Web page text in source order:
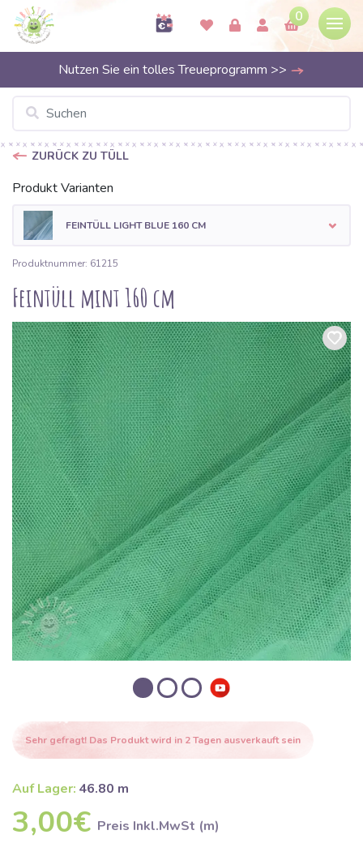
0
Nutzen Sie ein tolles Treueprogramm >>
ZURÜCK ZU TÜLL
Produkt Varianten
FEINTÜLL LIGHT BLUE 160 CM
Produktnummer: 61215
Feintüll mint 160 cm
Sehr gefragt! Das Produkt wird in 2 Tagen ausverkauft sein
Auf Lager: 46.80 m
3,00€ Preis Inkl.MwSt (m)